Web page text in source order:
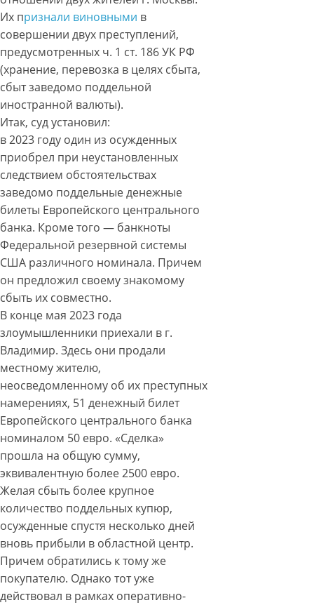
Их признали виновными в
совершении двух преступлений,
предусмотренных ч. 1 ст. 186 УК РФ
(хранение, перевозка в целях сбыта,
сбыт заведомо поддельной
иностранной валюты).
Итак, суд установил:
в 2023 году один из осужденных
приобрел при неустановленных
следствием обстоятельствах
заведомо поддельные денежные
билеты Европейского центрального
банка. Кроме того — банкноты
Федеральной резервной системы
США различного номинала. Причем
он предложил своему знакомому
сбыть их совместно.
В конце мая 2023 года
злоумышленники приехали в г.
Владимир. Здесь они продали
местному жителю,
неосведомленному об их преступных
намерениях, 51 денежный билет
Европейского центрального банка
номиналом 50 евро. «Сделка»
прошла на общую сумму,
эквивалентную более 2500 евро.
Желая сбыть более крупное
количество поддельных купюр,
осужденные спустя несколько дней
вновь прибыли в областной центр.
Причем обратились к тому же
покупателю. Однако тот уже
действовал в рамках оперативно-